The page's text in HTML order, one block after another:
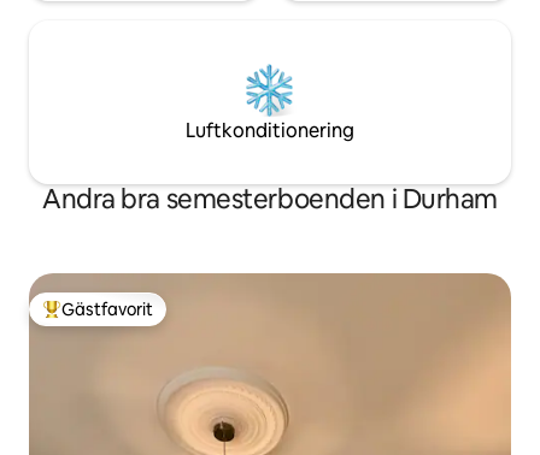
Luftkonditionering
Andra bra semesterboenden i Durham
Populär gästfavorit
Gästfavorit